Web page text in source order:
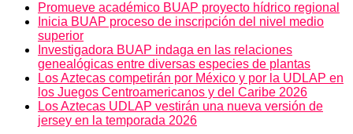
Promueve académico BUAP proyecto hídrico regional
Inicia BUAP proceso de inscripción del nivel medio
superior
Investigadora BUAP indaga en las relaciones
genealógicas entre diversas especies de plantas
Los Aztecas competirán por México y por la UDLAP en
los Juegos Centroamericanos y del Caribe 2026
Los Aztecas UDLAP vestirán una nueva versión de
jersey en la temporada 2026